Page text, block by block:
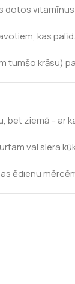
dotos
kas
tumšo krāsu)
ziemā – ar
vai siera
ēdienu